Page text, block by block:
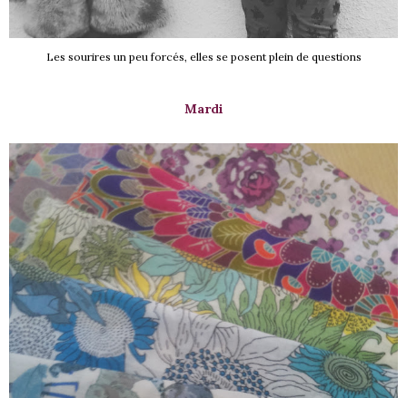
Les sourires un peu forcés, elles se posent plein de questions
Mardi